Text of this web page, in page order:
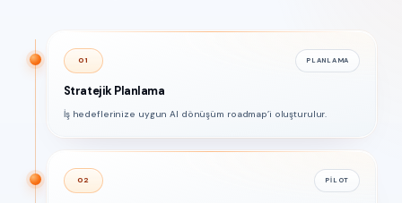
01 PLANLAMA
Stratejik Planlama
İş hedeflerinize uygun AI dönüşüm roadmap’i oluşturulur.
02 PILOT